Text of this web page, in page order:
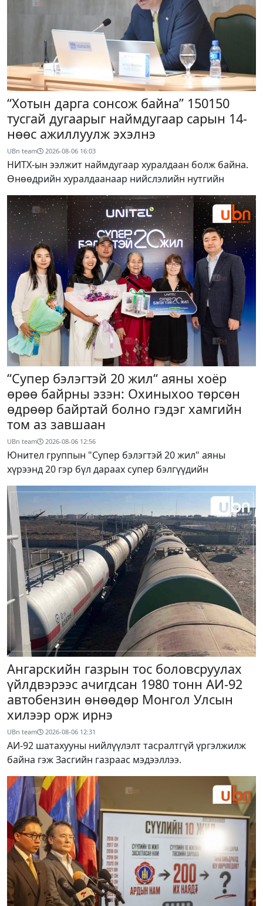
“Хотын дарга сонсож байна” 150150
тусгай дугаарыг наймдугаар сарын 14-
нөөс ажиллуулж эхэлнэ
UBn team 2026-08-06 16:03
НИТХ-ын ээлжит наймдугаар хуралдаан болж байна.
Өнөөдрийн хуралдаанаар нийслэлийн нутгийн
“Супер бэлэгтэй 20 жил“ аяны хоёр
өрөө байрны эзэн: Охиныхоо төрсөн
өдрөөр байртай болно гэдэг хамгийн
том аз завшаан
UBn team 2026-08-06 12:56
Юнител группын "Супер бэлэгтэй 20 жил" аяны
хүрээнд 20 гэр бүл дараах супер бэлгүүдийн
Ангарскийн газрын тос боловсруулах
үйлдвэрээс ачигдсан 1980 тонн АИ-92
автобензин өнөөдөр Монгол Улсын
хилээр орж ирнэ
UBn team 2026-08-06 12:31
АИ-92 шатахууны нийлүүлэлт тасралтгүй үргэлжилж
байна гэж Засгийн газраас мэдээллээ.